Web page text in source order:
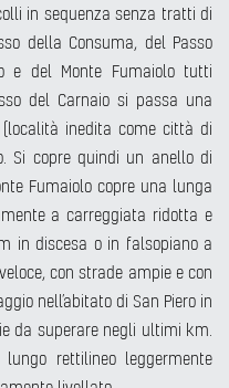
in sequenza senza tratti di
della Consuma, del Passo
e del Monte Fumaiolo tutti
del Carnaio si passa una
inedita come città di
Si copre quindi un anello di
Fumaiolo copre una lunga
a carreggiata ridotta e
in discesa o in falsopiano a
con strade ampie e con
nell’abitato di San Piero in
da superare negli ultimi km.
rettilineo leggermente